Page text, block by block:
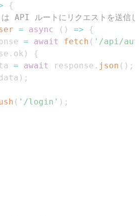
{
API ルートにリクエストを送信し
= async ( ) =>
{
= await fetch ( '/api/
. ok )
{
= await response . json ( ) ;
) ;
( '/login' ) ;